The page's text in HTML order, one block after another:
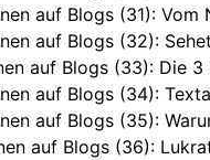
auf Blogs (31):
auf Blogs (32):
auf Blogs (33): Die
auf Blogs (34):
auf Blogs (35):
auf Blogs (36):